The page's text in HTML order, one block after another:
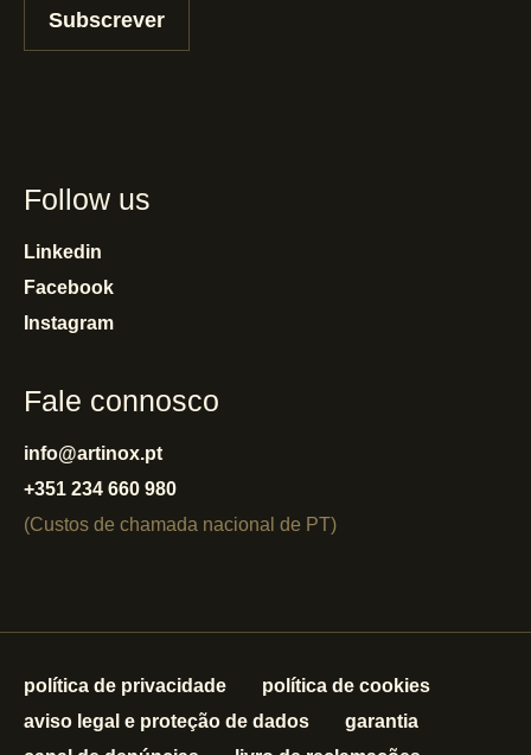
Subscrever
Follow us
Linkedin
Facebook
Instagram
Fale connosco
info@artinox.pt
+351 234 660 980
(Custos de chamada nacional de PT)
política de privacidade
política de cookies
aviso legal e proteção de dados
garantia